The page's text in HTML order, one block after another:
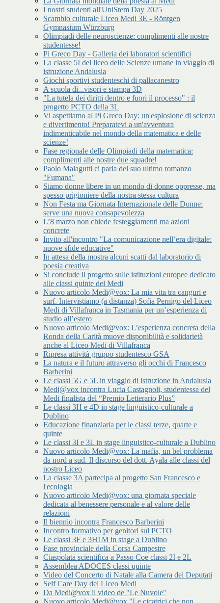
I nostri studenti all'UniStem Day 2025
Scambio culturale Liceo Medi 3E - Röntgen
Gymnasium Würzburg
Olimpiadi delle neuroscienze: complimenti alle nostre
studentesse!
Pi Greco Day - Galleria dei laboratori scientifici
La classe 5I del liceo delle Scienze umane in viaggio di
istruzione Andalusia
Giochi sportivi studenteschi di pallacanestro
A scuola di...visori e stampa 3D
"La tutela dei diritti dentro e fuori il processo" : il
progetto PCTO della 3L
Vi aspettiamo al Pi Greco Day: un'esplosione di scienza
e divertimento! Preparatevi a un'avventura
indimenticabile nel mondo della matematica e delle
scienze!
Fase regionale delle Olimpiadi della matematica:
complimenti alle nostre due squadre!
Paolo Malagutti ci parla del suo ultimo romanzo
"Fumana"
Siamo donne libere in un mondo di donne oppresse, ma
spesso prigioniere della nostra stessa cultura
Non Festa ma Giornata Internazionale delle Donne:
serve una nuova consapevolezza
L’8 marzo non chiede festeggiamenti ma azioni
concrete
Invito all'incontro "La comunicazione nell’era digitale:
nuove sfide educative"
In attesa della mostra alcuni scatti dal laboratorio di
poesia creativa
Si conclude il progetto sulle istituzioni europee dedicato
alle classi quinte del Medi
Nuovo articolo Medi@vox: La mia vita tra canguri e
surf. Intervistiamo (a distanza) Sofia Pernigo del Liceo
Medi di Villafranca in Tasmania per un’esperienza di
studio all’estero
Nuovo articolo Medi@vox: L’esperienza concreta della
Ronda della Carità muove disponibilità e solidarietà
anche al Liceo Medi di Villafranca
Ripresa attività gruppo studentesco GSA
La natura e il futuro attraverso gli occhi di Francesco
Barberini
Le classi 5G e 5L in viaggio di istruzione in Andalusia
Medi@vox incontra Lucia Castagnoli, studentessa del
Medi finalista del “Premio Letterario Plus”
Le classi 3H e 4D in stage linguistico-culturale a
Dublino
Educazione finanziaria per le classi terze, quarte e
quinte
Le classi 3I e 3L in stage linguistico-culturale a Dublino
Nuovo articolo Medi@vox: La mafia, un bel problema
da nord a sud. Il discorso del dott. Ayala alle classi del
nostro Liceo
La classe 3A partecipa al progetto San Francesco e
l'ecologia
Nuovo articolo Medi@vox: una giornata speciale
dedicata al benessere personale e al valore delle
relazioni
Il biennio incontra Francesco Barberini
Incontro formativo per genitori sul PCTO
Le classi 3F e 3H1M in stage a Dublino
Fase provinciale della Corsa Campestre
Ciaspolata scientifica a Passo Coe classi 2I e 2L
Assemblea ADOCES classi quinte
Video del Concerto di Natale alla Camera dei Deputati
Self Care Day del Liceo Medi
Da Medi@vox il video de "Le Nuvole"